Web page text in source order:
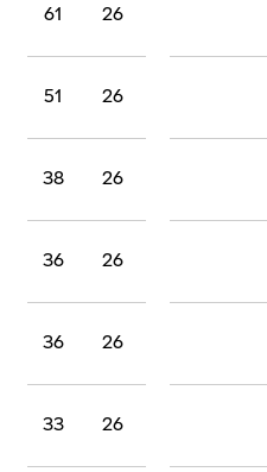
26
61
26
51
26
38
26
36
26
36
26
33